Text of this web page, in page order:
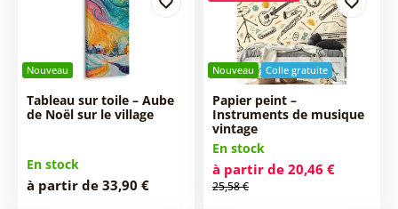
Nouveau
Tableau sur toile – Aube
de Noël sur le village
En stock
à partir de 33,90 €
Nouveau Colle gratuite
Papier peint –
Instruments de musique
vintage
En stock
à partir de 20,46 €
25,58 €